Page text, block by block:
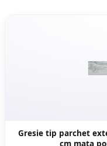
Gresie tip parchet